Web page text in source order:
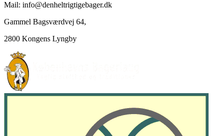
Mail: info@denheltrigtigebager.dk
Gammel Bagsværdvej 64,
2800 Kongens Lyngby